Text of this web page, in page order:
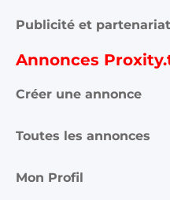
Publicité et partenariat
Annonces
Créer une annonce
Toutes les annonces
Mon Profil